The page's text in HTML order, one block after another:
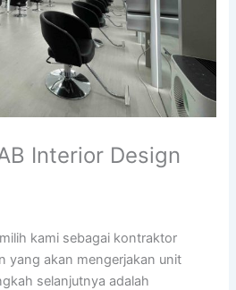
Interior Design
kami sebagai kontraktor
yang akan mengerjakan unit
selanjutnya adalah